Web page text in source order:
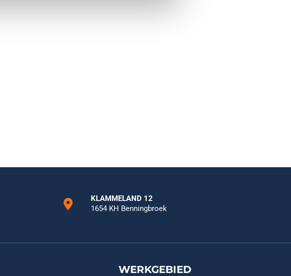
KLAMMELAND 12
1654 KH Benningbroek
WERKGEBIED